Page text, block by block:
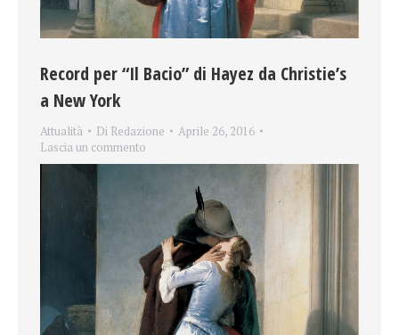
Record per “Il Bacio” di Hayez da Christie’s
a New York
Attualità Di Redazione
Aprile 26, 2016
Lascia un commento